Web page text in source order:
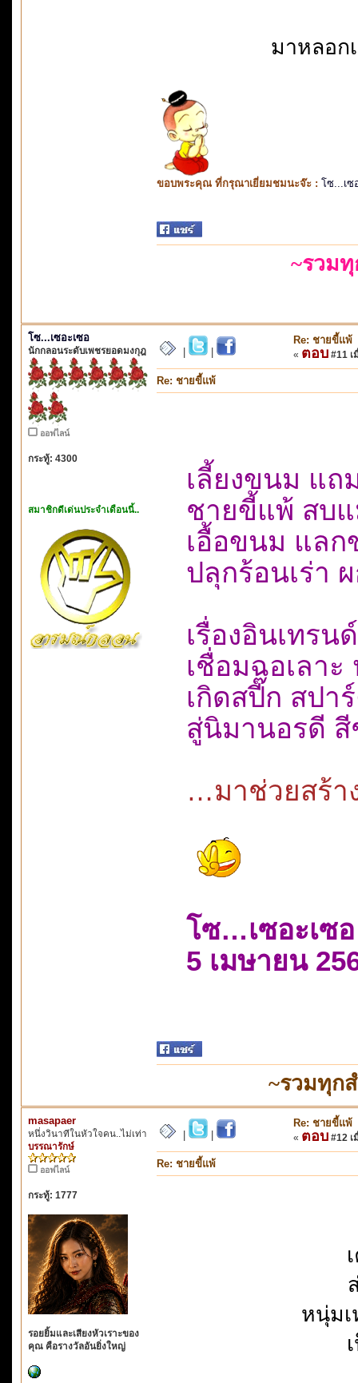
มาหลอก
ขอบพระคุณ ที่กรุณาเยี่ยมชมนะจ๊ะ : โซ...เซ
~รวม
โซ...เซอะเซอ
นักกลอนระดับเพชรยอดมงกุฎ
ออฟไลน์
กระทู้: 4300
สมาชิกดีเด่นประจำเดือนนี้..
Re: ชายขี้แพ้
« ตอบ #11 เ
Re: ชายขี้แพ้
เลี้ยงขนม แถ
ชายขี้แพ้ สบแ
เอื้อขนม แล
ปลุกร้อนเร่า
เรื่องอินเทรน
เชื่อมฉอเลา
เกิดสปี๊ก สปา
สู่นิมานอรดี
…มาช่วยสร้า
โซ…เซอะเซอ
5 เมษายน
~รวมทุก
masapaer
หนึ่งวินาทีในหัวใจคน..ไม่เท่า
บรรณารักษ์
ออฟไลน์
กระทู้: 1777
รอยยิ้มและเสียงหัวเราะของ
คุณ คือรางวัลอันยิ่งใหญ่
Re: ชายขี้แพ้
« ตอบ #12 เ
Re: ชายขี้แพ้
หนุ่ม